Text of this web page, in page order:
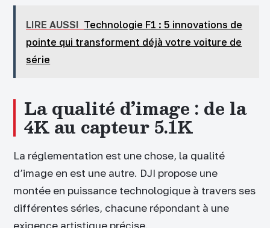
LIRE AUSSI Technologie F1 : 5 innovations de
pointe qui transforment déjà votre voiture de
série
La qualité d’image : de la
4K au capteur 5.1K
La réglementation est une chose, la qualité
d’image en est une autre. DJI propose une
montée en puissance technologique à travers ses
différentes séries, chacune répondant à une
exigence artistique précise.